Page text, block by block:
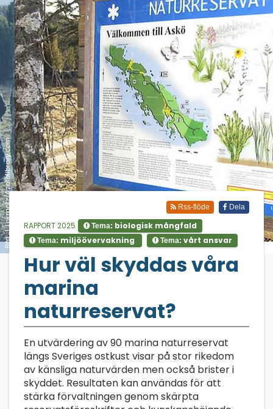
Bild: J. Lokrantz/Azotelibrary.com Dela
Rss-flöde
RAPPORT 2025 Tema: biologisk mångfald
Tema: miljöövervakning Tema: vårt ansvar
Hur väl skyddas våra
marina
naturreservat?
En utvärdering av 90 marina naturreservat
längs Sveriges ostkust visar på stor rikedom
av känsliga naturvärden men också brister i
skyddet. Resultaten kan användas för att
stärka förvaltningen genom skärpta